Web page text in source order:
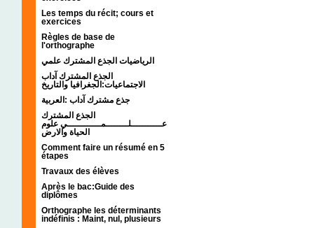
Les temps du récit; cours et
exercices
Règles de base de
l'orthographe
الرياضيات الجذع المشترك علمي
الجذع المشترك آداب
الاجتماعيات:الجغرافيا والتاريخ
جذع مشترك آداب :العربية
الجذع المشترك
عـــــــــــلــــــــمــــــــــــي علوم
الحياة والارض
Comment faire un résumé en 5
étapes
Travaux des élèves
Après le bac:Guide des
diplômes
Orthographe les déterminants
indéfinis : Maint, nul, plusieurs